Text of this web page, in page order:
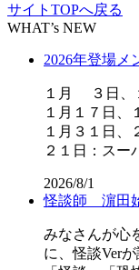
サイトTOPへ戻る
WHAT’s NEW
2026年登場メ
１月 ３日、
１月１７日
１月３１日
２１日：ス
2026/8/1
怪談師 濵田
みなさんが心
に、怪談Ver